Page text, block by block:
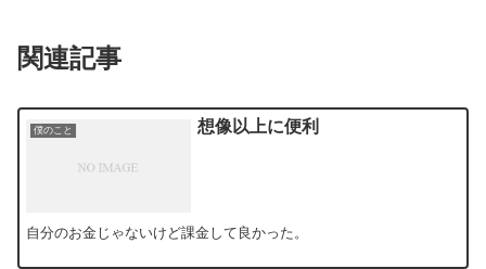
関連記事
僕のこと 想像以上に便利
自分のお金じゃないけど課金して良かった。